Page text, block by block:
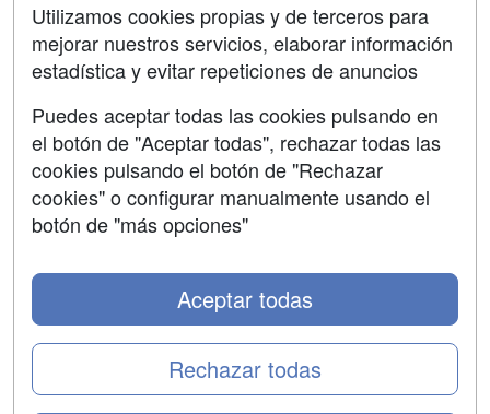
Copyleft
Grupo formazion:
Utilizamos cookies propias y de terceros para
mejorar nuestros servicios, elaborar información
estadística y evitar repeticiones de anuncios
Puedes aceptar todas las cookies pulsando en
el botón de "Aceptar todas", rechazar todas las
cookies pulsando el botón de "Rechazar
cookies" o configurar manualmente usando el
botón de "más opciones"
Rechazar todas
Aceptar todas